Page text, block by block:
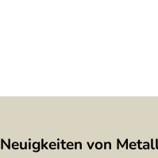
Neuigkeiten von